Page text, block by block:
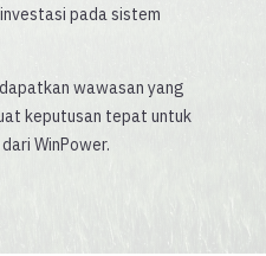
pada sistem
wawasan yang
keputusan tepat untuk
WinPower.